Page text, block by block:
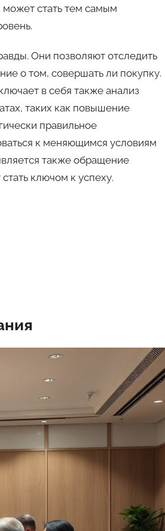
может стать тем самым
Они позволяют отследить
о том, совершать ли покупку.
в себя также анализ
таких как повышение
правильное
к меняющимся условиям
также обращение
ключом к успеху.